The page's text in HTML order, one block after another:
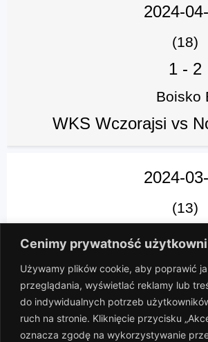
Cenimy prywatność
Używamy plików cookie, aby poprawić
przeglądania, wyświetlać reklamy lub
do indywidualnych potrzeb
ruch na stronie. Kliknięcie przycisku
oznacza zgodę na wykorzystywanie
2024-
(18)
1 - 2
Boisko
WKS Wczorajsi vs
2024-
(13)
10 4
Boisko
WKS Wczorajsi vs